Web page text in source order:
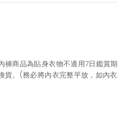
褲商品為貼身衣物不適用7日鑑賞
貨。(務必將內衣完整平放，如內